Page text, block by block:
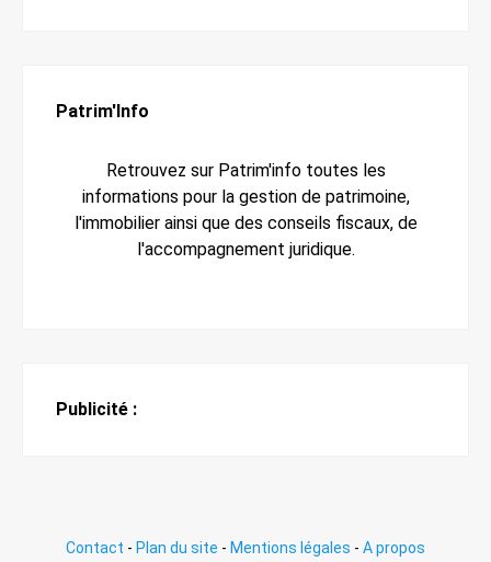
Patrim'Info
Retrouvez sur Patrim'info toutes les
informations pour la gestion de patrimoine,
l'immobilier ainsi que des conseils fiscaux, de
l'accompagnement juridique.
Publicité :
Contact - Plan du site - Mentions légales - A propos